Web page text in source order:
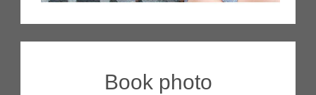
Book photo